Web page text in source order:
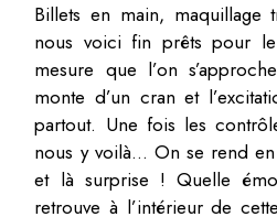
Billets en main, maquillage
nous voici fin prêts pour
mesure que l’on
monte d’un cran et
partout. Une fois les
nous y voilà… On se rend
et là surprise ! Quelle
retrouve à l’intérieur de